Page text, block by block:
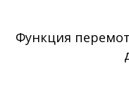
Функция